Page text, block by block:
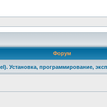
Форум
Установка, программирование,